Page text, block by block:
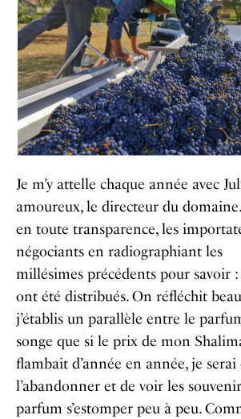
Je m’y attelle chaque année avec
amoureux, le directeur du
en toute transparence, les
négociants en radiographiant les
millésimes précédents pour savoir
ont été distribués. On réfléchit
j’établis un parallèle entre le
songe que si le prix de mon
flambait d’année en année, je
l’abandonner et de voir les
parfum s’estomper peu à peu.